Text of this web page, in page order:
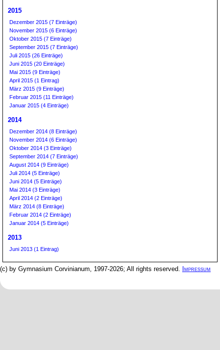
2015
Dezember 2015 (7 Einträge)
November 2015 (6 Einträge)
Oktober 2015 (7 Einträge)
September 2015 (7 Einträge)
Juli 2015 (26 Einträge)
Juni 2015 (20 Einträge)
Mai 2015 (9 Einträge)
April 2015 (1 Eintrag)
März 2015 (9 Einträge)
Februar 2015 (11 Einträge)
Januar 2015 (4 Einträge)
2014
Dezember 2014 (8 Einträge)
November 2014 (6 Einträge)
Oktober 2014 (3 Einträge)
September 2014 (7 Einträge)
August 2014 (9 Einträge)
Juli 2014 (5 Einträge)
Juni 2014 (5 Einträge)
Mai 2014 (3 Einträge)
April 2014 (2 Einträge)
März 2014 (8 Einträge)
Februar 2014 (2 Einträge)
Januar 2014 (5 Einträge)
2013
Juni 2013 (1 Eintrag)
(c) by Gymnasium Corvinianum, 1997-2026; All rights reserved. Impressum